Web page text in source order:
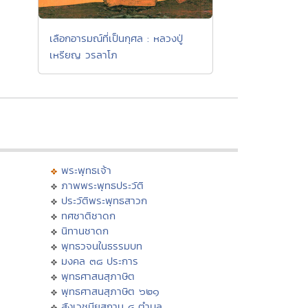
เลือกอารมณ์ที่เป็นกุศล : หลวงปู่
เหรียญ วรลาโภ
พระพุทธเจ้า
ภาพพระพุทธประวัติ
ประวัติพระพุทธสาวก
ทศชาติชาดก
นิทานชาดก
พุทธวจนในธรรมบท
มงคล ๓๘ ประการ
พุทธศาสนสุภาษิต
พุทธศาสนสุภาษิต ๖๒๑